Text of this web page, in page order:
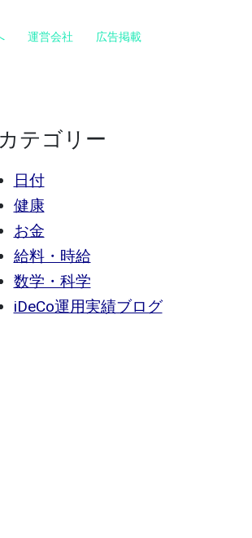
運営会社 広告掲載
カテゴリー
日付
健康
お金
給料・時給
数学・科学
iDeCo運用実績ブログ